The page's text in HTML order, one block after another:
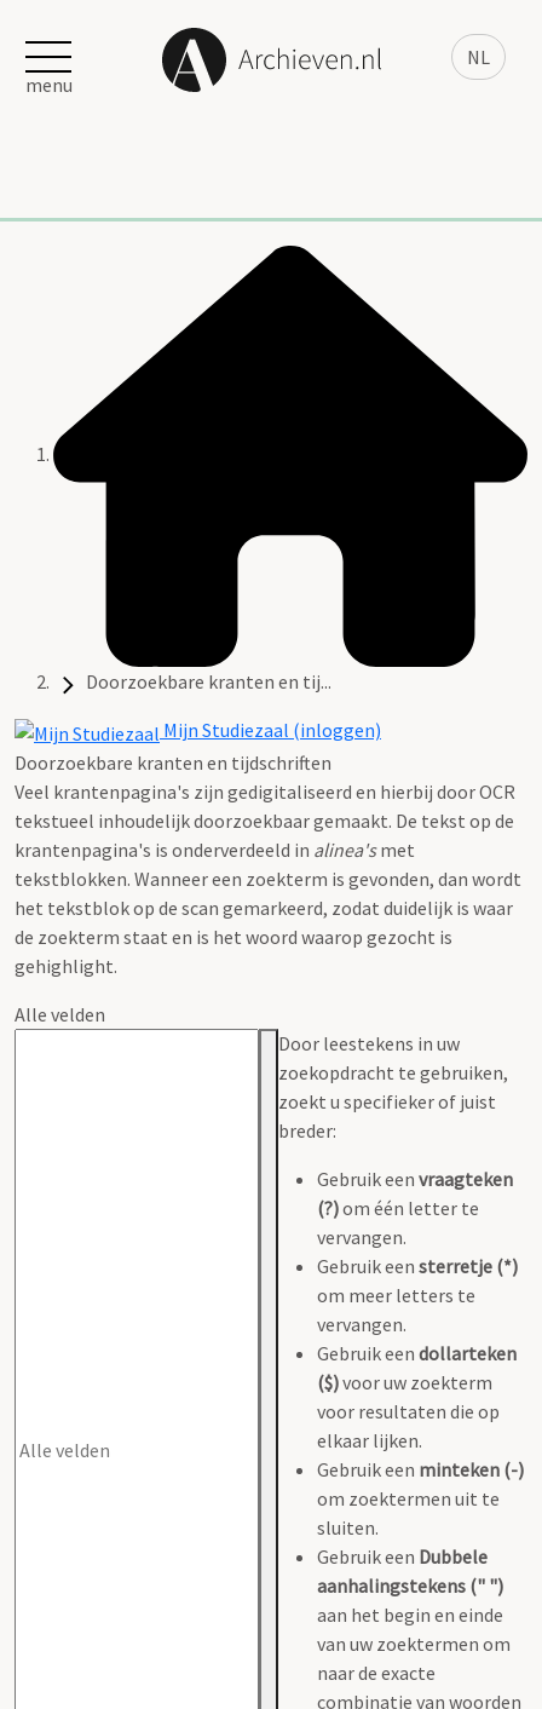
NL
menu
Doorzoekbare kranten en tij...
Mijn Studiezaal (inloggen)
Doorzoekbare kranten en tijdschriften
Veel krantenpagina's zijn gedigitaliseerd en hierbij door OCR
tekstueel inhoudelijk doorzoekbaar gemaakt. De tekst op de
krantenpagina's is onderverdeeld in alinea'smet
tekstblokken. Wanneer een zoekterm is gevonden, dan wordt
het tekstblok op de scan gemarkeerd, zodat duidelijk is waar
de zoekterm staat en is het woord waarop gezocht is
gehighlight.
Alle velden
Door leestekens in uw
zoekopdracht te gebruiken,
zoekt u specifieker of juist
breder:
Gebruik een vraagteken
(?)om één letter te
vervangen.
Gebruik een sterretje (*)
om meer letters te
vervangen.
Gebruik een dollarteken
($)voor uw zoekterm
voor resultaten die op
elkaar lijken.
Gebruik een minteken (-)
om zoektermen uit te
sluiten.
Gebruik een Dubbele
aanhalingstekens (" ")
aan het begin en einde
van uw zoektermen om
naar de exacte
combinatie van woorden